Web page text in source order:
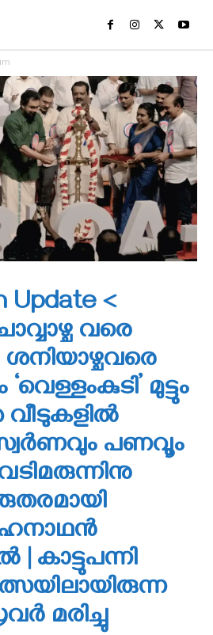
Update <
വരെ
മുട്ടും
വീടുകളില്‍
പണവൂം
കാട്ടുപന്നി
മരിച്ചു